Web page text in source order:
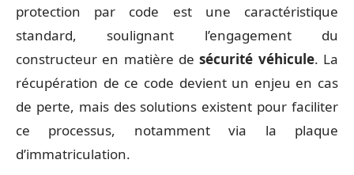
protection par code est une caractéristique
standard, soulignant l’engagement du
constructeur en matière desécurité véhicule. La
récupération de ce code devient un enjeu en cas
de perte, mais des solutions existent pour faciliter
ce processus, notamment via la plaque
d’immatriculation.